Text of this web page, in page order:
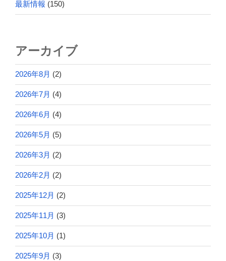
最新情報 (150)
アーカイブ
2026年8月 (2)
2026年7月 (4)
2026年6月 (4)
2026年5月 (5)
2026年3月 (2)
2026年2月 (2)
2025年12月 (2)
2025年11月 (3)
2025年10月 (1)
2025年9月 (3)